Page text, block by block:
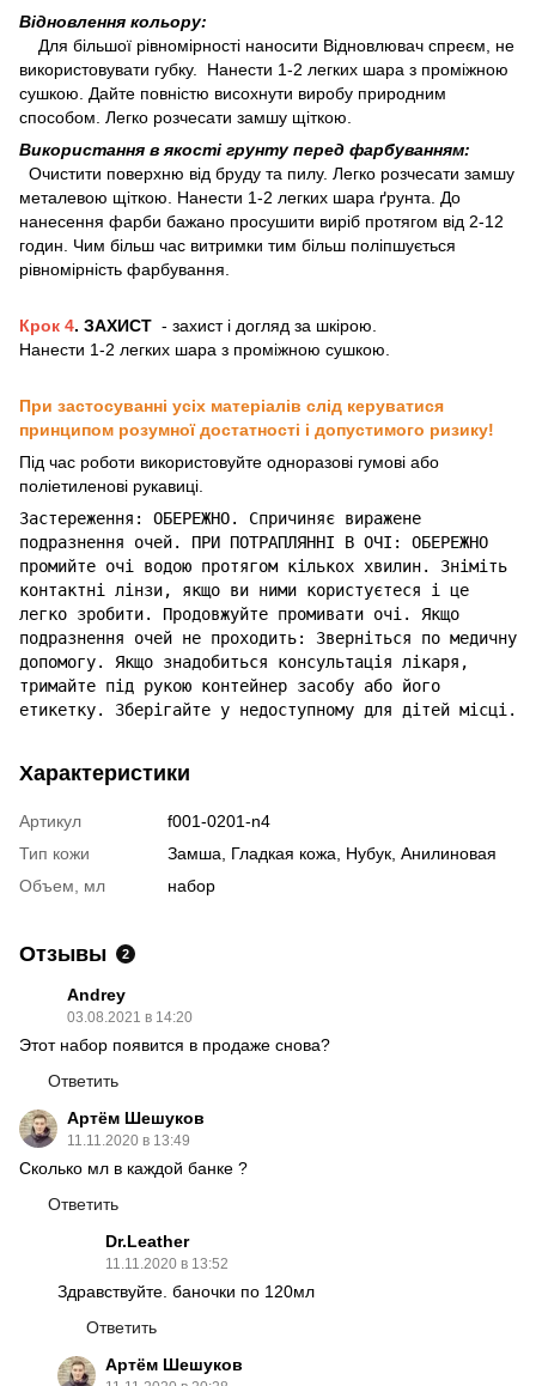
Відновлення кольору:
Для більшої рівномірності наносити Відновлювач спреєм, не
використовувати губку. Нанести 1-2 легких шара з проміжною
сушкою. Дайте повністю висохнути виробу природним
способом. Легко розчесати замшу щіткою.
Використання в якості грунту перед фарбуванням:
Очистити поверхню від бруду та пилу. Легко розчесати замшу
металевою щіткою. Нанести 1-2 легких шара ґрунта. До
нанесення фарби бажано просушити виріб протягом від 2-12
годин. Чим більш час витримки тим більш поліпшується
рівномірність фарбування.
Крок 4. ЗАХИСТ - захист і догляд за шкірою.
Нанести 1-2 легких шара з проміжною сушкою.
При застосуванні усіх матеріалів слід керуватися
принципом розумної достатності і допустимого ризику!
Під час роботи використовуйте одноразові гумові або
поліетиленові рукавиці.
Застереження: ОБЕРЕЖНО. Спричиняє виражене
подразнення очей. ПРИ ПОТРАПЛЯННІ В ОЧІ: ОБЕРЕЖНО
промийте очі водою протягом кількох хвилин. Зніміть
контактні лінзи, якщо ви ними користуєтеся і це
легко зробити. Продовжуйте промивати очі. Якщо
подразнення очей не проходить: Зверніться по медичну
допомогу. Якщо знадобиться консультація лікаря,
тримайте під рукою контейнер засобу або його
етикетку. Зберігайте у недоступному для дітей місці.
Характеристики
Артикул
f001-0201-n4
Тип кожи
Замша, Гладкая кожа, Нубук, Анилиновая
Объем, мл
набор
Отзывы 2
Andrey
03.08.2021 в 14:20
Этот набор появится в продаже снова?
Ответить
Артём Шешуков
11.11.2020 в 13:49
Сколько мл в каждой банке ?
Ответить
Dr.Leather
11.11.2020 в 13:52
Здравствуйте. баночки по 120мл
Ответить
Артём Шешуков